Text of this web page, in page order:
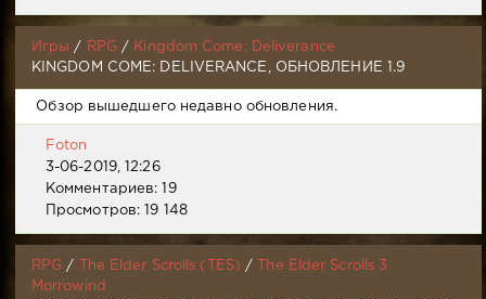
Игры / RPG /
Kingdom Come: Deliverance
KINGDOM COME: DELIVERANCE, ОБНОВЛЕНИЕ 1.9
Обзор вышедшего недавно обновления.
Foton
3-06-2019, 12:26
Комментариев: 19
Просмотров: 19 148
RPG / The Elder Scrolls (TES) /
The Elder Scrolls 3
Morrowind